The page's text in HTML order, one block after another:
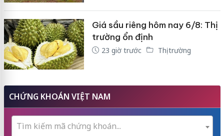
Giá sầu riêng hôm nay 6/8: Thị
trường ổn định
23 giờ trước Thị trường
CHỨNG KHOÁN VIỆT NAM
Tìm kiếm mã chứng khoán...